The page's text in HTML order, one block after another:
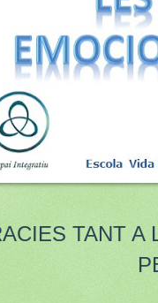
TANT A